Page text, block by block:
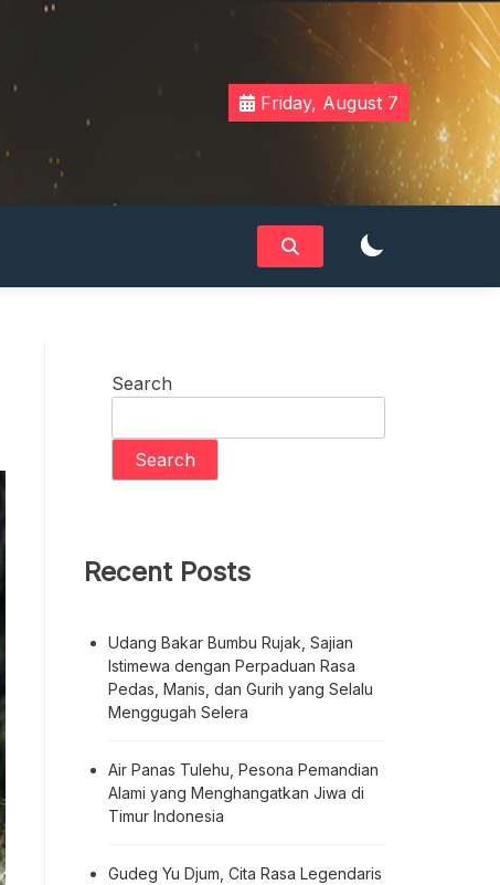
Friday, August 7
Search
Search
Recent Posts
Udang Bakar Bumbu Rujak, Sajian
Istimewa dengan Perpaduan Rasa
Pedas, Manis, dan Gurih yang Selalu
Menggugah Selera
Air Panas Tulehu, Pesona Pemandian
Alami yang Menghangatkan Jiwa di
Timur Indonesia
Gudeg Yu Djum, Cita Rasa Legendaris